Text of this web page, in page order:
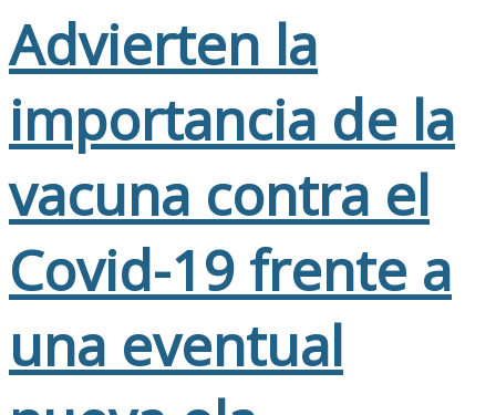
Advierten la
importancia de la
vacuna contra el
Covid-19 frente a
una eventual